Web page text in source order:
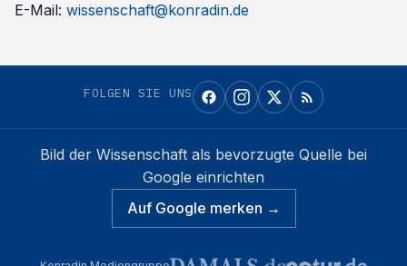
E-Mail: wissenschaft@konradin.de
FOLGEN SIE UNS
Bild der Wissenschaft als bevorzugte Quelle bei
Google einrichten
Auf Google merken →